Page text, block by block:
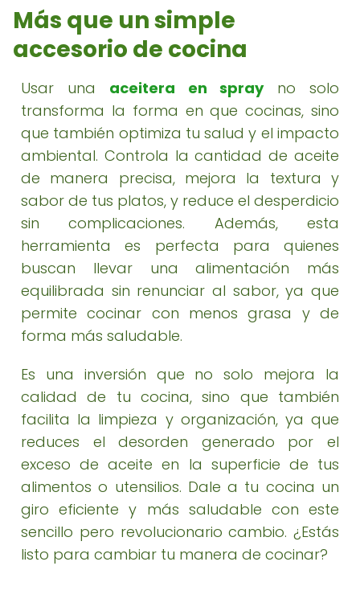
Más que un simple
accesorio de cocina
Usar una aceitera en sprayno solo
transforma la forma en que cocinas, sino
que también optimiza tu salud y el impacto
ambiental. Controla la cantidad de aceite
de manera precisa, mejora la textura y
sabor de tus platos, y reduce el desperdicio
sin complicaciones. Además, esta
herramienta es perfecta para quienes
buscan llevar una alimentación más
equilibrada sin renunciar al sabor, ya que
permite cocinar con menos grasa y de
forma más saludable.
Es una inversión que no solo mejora la
calidad de tu cocina, sino que también
facilita la limpieza y organización, ya que
reduces el desorden generado por el
exceso de aceite en la superficie de tus
alimentos o utensilios. Dale a tu cocina un
giro eficiente y más saludable con este
sencillo pero revolucionario cambio. ¿Estás
listo para cambiar tu manera de cocinar?